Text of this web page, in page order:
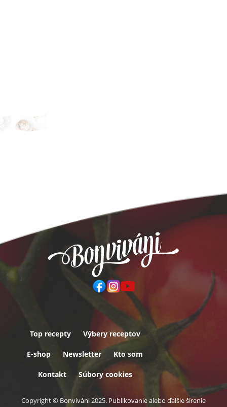
Päta
Top recepty Výbery receptov
E-shop Newsletter Kto som
Kontakt Súbory cookies
Copyright © Bonviváni 2025. Publikovanie alebo ďalšie šírenie